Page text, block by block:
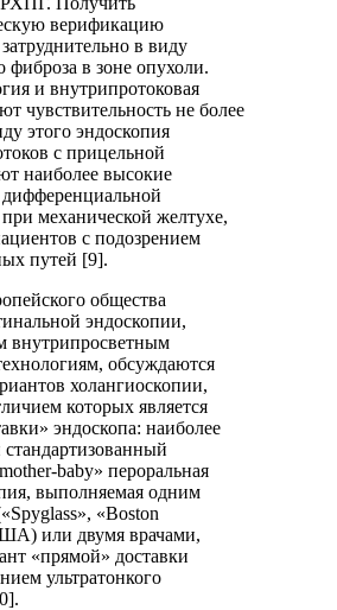
верификацию
в виду
фиброза в зоне опухоли.
и внутрипротоковая
чувствительность не более
этого эндоскопия
с прицельной
наиболее высокие
дифференциальной
механической желтухе,
с подозрением
путей [9].
общества
эндоскопии,
внутрипросветным
обсуждаются
холангиоскопии,
которых является
эндоскопа: наиболее
baby» пероральная
выполняемая одним
«Boston
или двумя врачами,
«прямой» доставки
ультратонкого